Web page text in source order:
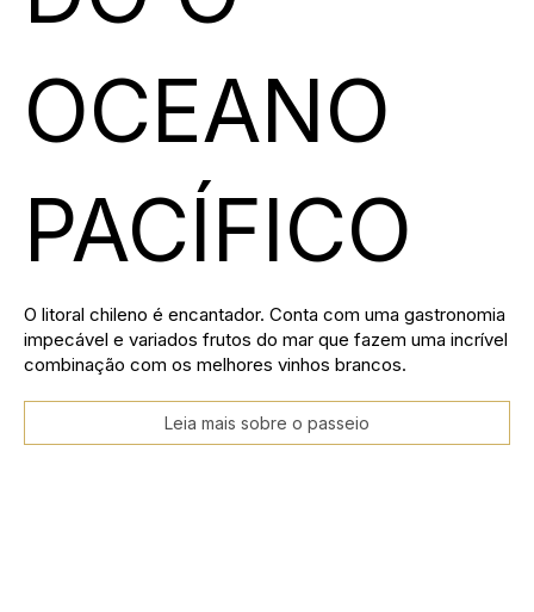
OCEANO
PACÍFICO
O litoral chileno é encantador. Conta com uma gastronomia
impecável e variados frutos do mar que fazem uma incrível
combinação com os melhores vinhos brancos.
Leia mais sobre o passeio